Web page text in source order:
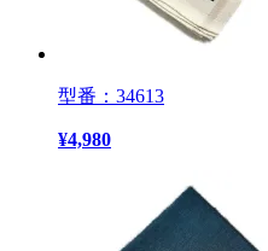
型番：34613
¥4,980